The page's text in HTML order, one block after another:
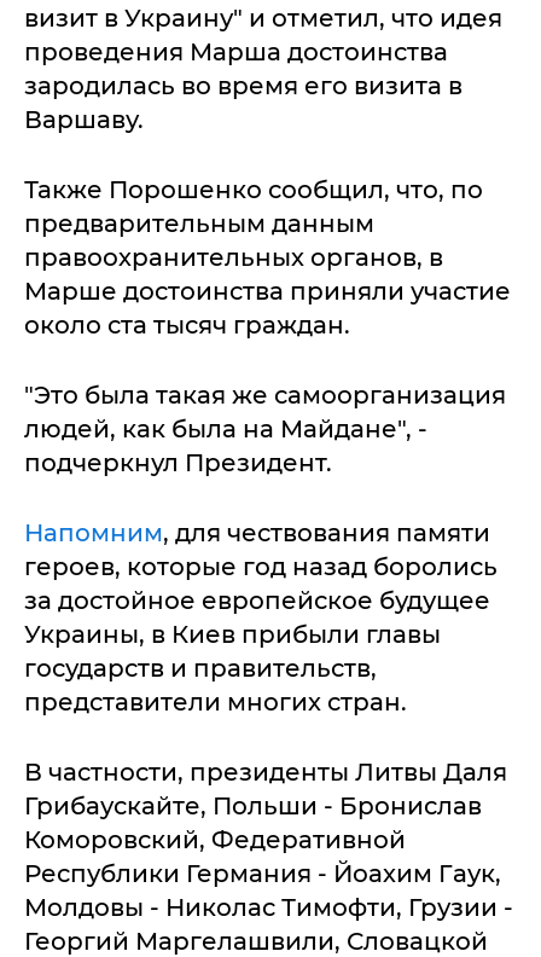
визит в Украину" и отметил, что идея
проведения Марша достоинства
зародилась во время его визита в
Варшаву.
Также Порошенко сообщил, что, по
предварительным данным
правоохранительных органов, в
Марше достоинства приняли участие
около ста тысяч граждан.
"Это была такая же самоорганизация
людей, как была на Майдане", -
подчеркнул Президент.
Напомним, для чествования памяти
героев, которые год назад боролись
за достойное европейское будущее
Украины, в Киев прибыли главы
государств и правительств,
представители многих стран.
В частности, президенты Литвы Даля
Грибаускайте, Польши - Бронислав
Коморовский, Федеративной
Республики Германия - Йоахим Гаук,
Молдовы - Николас Тимофти, Грузии -
Георгий Маргелашвили, Словацкой